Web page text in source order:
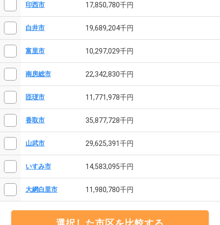
印西市 17,850,780千円
白井市 19,689,204千円
富里市 10,297,029千円
南房総市 22,342,830千円
匝瑳市 11,771,978千円
香取市 35,877,728千円
山武市 29,625,391千円
いすみ市 14,583,095千円
大網白里市 11,980,780千円